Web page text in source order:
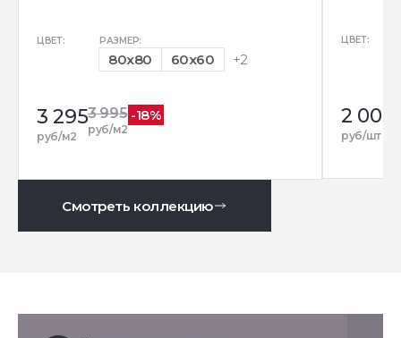
ЦВЕТ: РАЗМЕР:
80x80 60x60 +2
3 295
руб/м2
3 995
руб/м2
-18%
ЦВЕТ:
2 005
руб/шт
Смотреть коллекцию